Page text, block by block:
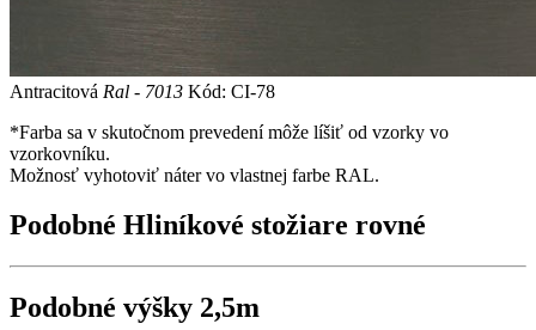
Antracitová Ral - 7013 Kód: CI-78
*Farba sa v skutočnom prevedení môže líšiť od vzorky vo
vzorkovníku.
Možnosť vyhotoviť náter vo vlastnej farbe RAL.
Podobné Hliníkové stožiare rovné
Podobné výšky 2,5m